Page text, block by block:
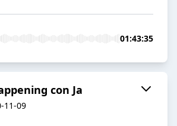
01:43:35
con Ja
11-09